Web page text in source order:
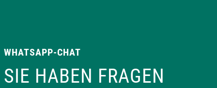
WHATSAPP-CHAT
SIE HABEN FRAGEN